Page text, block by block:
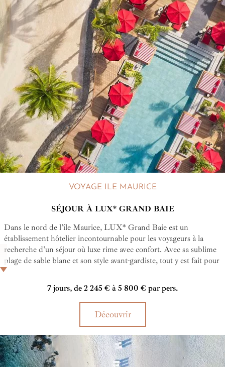
VOYAGE ILE MAURICE
SÉJOUR À LUX* GRAND BAIE
Dans le nord de l'île Maurice, LUX* Grand Baie est un
établissement hôtelier incontournable pour les voyageurs à la
recherche d'un séjour où luxe rime avec confort. Avec sa sublime
plage de sable blanc et son style avant-gardiste, tout y est fait pour
vous faire vivre un séjour inoubliable sous les tropiques.
7 jours, de 2 245 € à 5 800 € par pers.
Découvrir